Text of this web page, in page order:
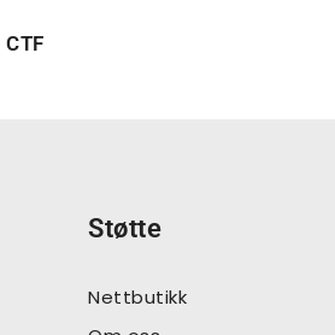
Støtte
Nettbutikk